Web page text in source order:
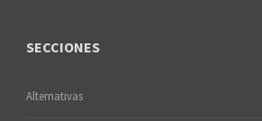
SECCIONES
Alternativas